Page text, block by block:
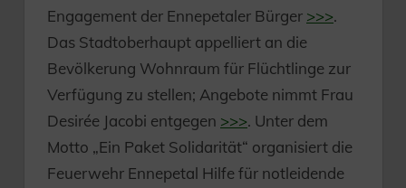
Engagement der Ennepetaler Bürger >>>.
Das Stadtoberhaupt appelliert an die
Bevölkerung Wohnraum für Flüchtlinge zur
Verfügung zu stellen; Angebote nimmt Frau
Desirée Jacobi entgegen >>>. Unter dem
Motto „Ein Paket Solidarität“ organisiert die
Feuerwehr Ennepetal Hilfe für notleidende